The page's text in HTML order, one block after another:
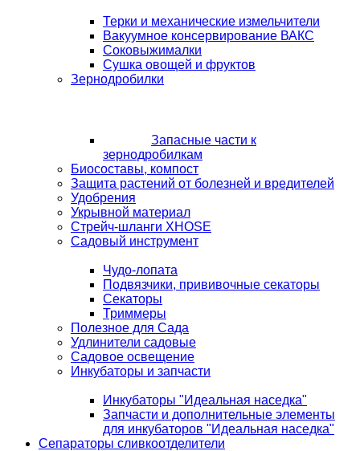
Терки и механические измельчители
Вакуумное консервирование ВАКС
Соковыжималки
Сушка овощей и фруктов
Зернодробилки
Запасные части к
зернодробилкам
Биосоставы, компост
Защита растений от болезней и вредителей
Удобрения
Укрывной материал
Стрейч-шланги XHOSE
Садовый инструмент
Чудо-лопата
Подвязчики, прививочные секаторы
Секаторы
Триммеры
Полезное для Сада
Удлинители садовые
Садовое освещение
Инкубаторы и запчасти
Инкубаторы "Идеальная наседка"
Запчасти и дополнительные элементы
для инкубаторов "Идеальная наседка"
Сепараторы сливкоотделители